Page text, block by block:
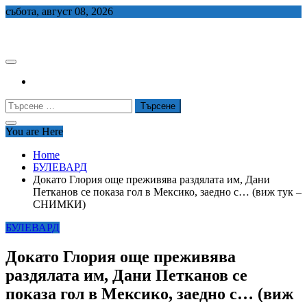
Skip
събота, август 08, 2026
Търсене
за:
You are Here
Home
БУЛЕВАРД
Докато Глория още преживява раздялата им, Дани
Петканов се показа гол в Мексико, заедно с… (виж тук –
СНИМКИ)
БУЛЕВАРД
Докато Глория още преживява
раздялата им, Дани Петканов се
показа гол в Мексико, заедно с… (виж